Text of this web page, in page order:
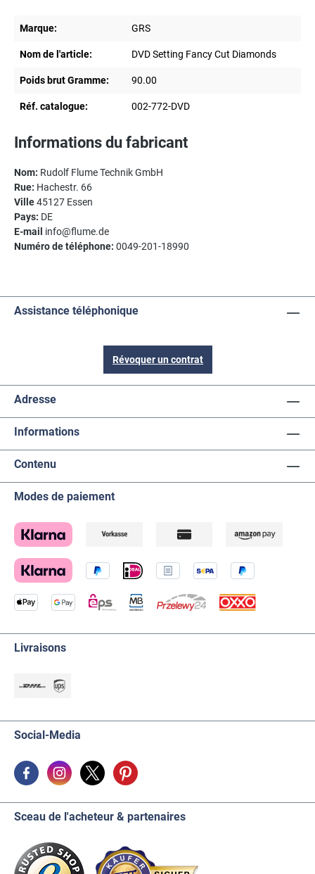
Marque: GRS
Nom de l'article: DVD Setting Fancy Cut Diamonds
Poids brut Gramme: 90.00
Réf. catalogue: 002-772-DVD
Informations du fabricant
Nom: Rudolf Flume Technik GmbH
Rue: Hachestr. 66
Ville45127 Essen
Pays: DE
E-mail info@flume.de
Numéro de téléphone: 0049-201-18990
Assistance téléphonique
Révoquer un contrat
Adresse
Informations
Contenu
Modes de paiement
Livraisons
Social-Media
Sceau de l'acheteur & partenaires